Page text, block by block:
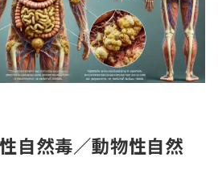
自然毒／動物性自然